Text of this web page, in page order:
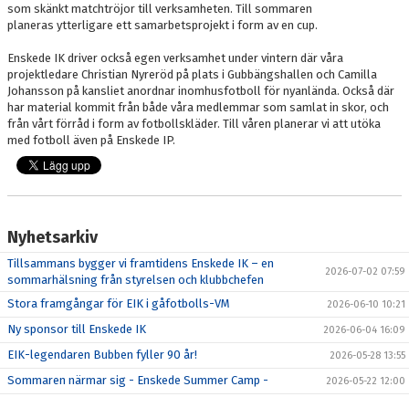
som skänkt matchtröjor till verksamheten. Till sommaren
planeras ytterligare ett samarbetsprojekt i form av en cup.
Enskede IK driver också egen verksamhet under vintern där våra
projektledare Christian Nyreröd på plats i Gubbängshallen och Camilla
Johansson på kansliet anordnar inomhusfotboll för nyanlända. Också där
har material kommit från både våra medlemmar som samlat in skor, och
från vårt förråd i form av fotbollskläder. Till våren planerar vi att utöka
med fotboll även på Enskede IP.
Nyhetsarkiv
Tillsammans bygger vi framtidens Enskede IK – en
sommarhälsning från styrelsen och klubbchefen
2026-07-02 07:59
Stora framgångar för EIK i gåfotbolls-VM 2026-06-10 10:21
Ny sponsor till Enskede IK 2026-06-04 16:09
EIK-legendaren Bubben fyller 90 år! 2026-05-28 13:55
Sommaren närmar sig - Enskede Summer Camp - 2026-05-22 12:00